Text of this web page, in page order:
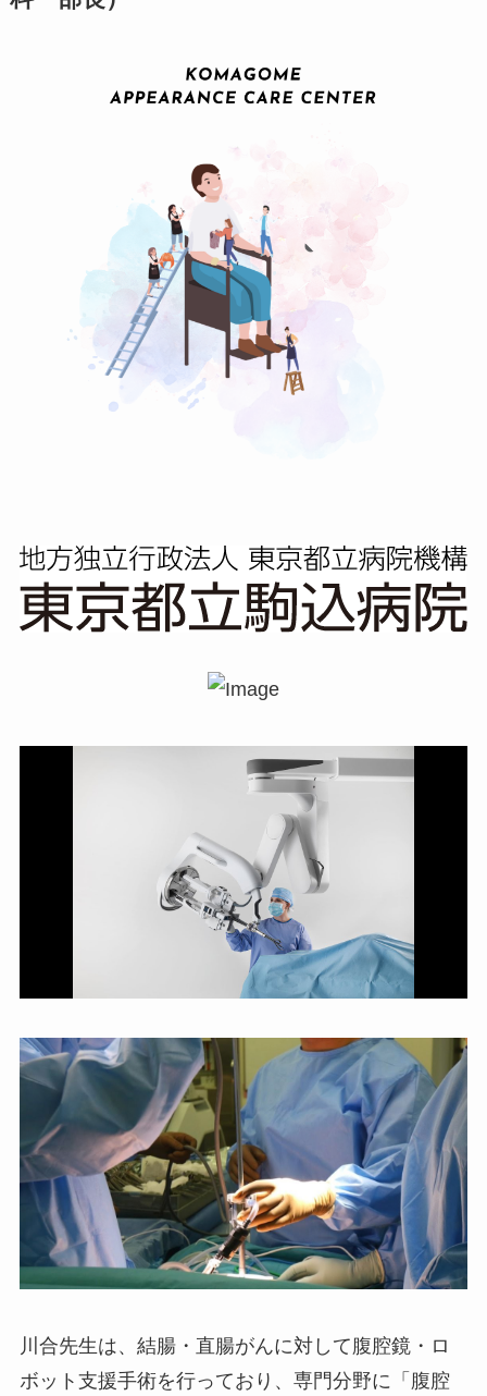
川合先生は、結腸・直腸がんに対して腹腔鏡・ロ
ボット支援手術を行っており、専門分野に「腹腔